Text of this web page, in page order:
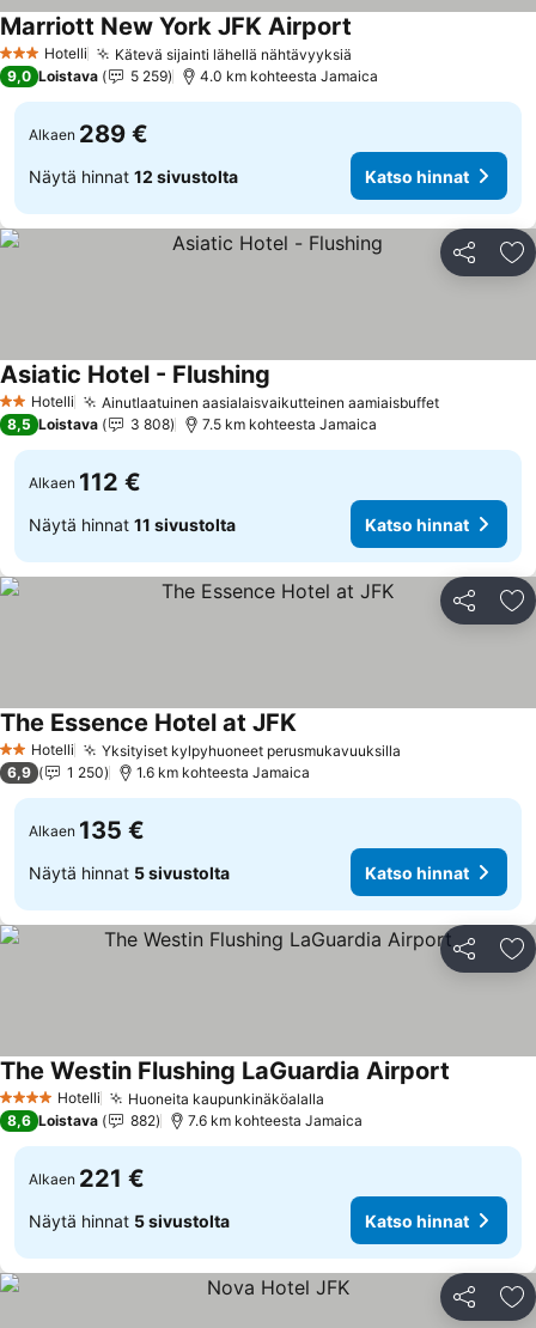
3 Tähtiluokitus
Hotelli Kätevä sijainti lähellä nähtävyyksiä
Marriott New York JFK Airport
9,0 Loistava 5 259 4.0 km kohteesta Jamaica
Alkaen 289 €
Näytä hinnat 12 sivustolta Katso hinnat
Jaa
2 Tähtiluokitus
Hotelli Ainutlaatuinen aasialaisvaikutteinen aamiaisbuffetKatso
Asiatic Hotel - Flushing
8,5 Loistava 3 808 7.5 km kohteesta Jamaica
Alkaen 112 €
Näytä hinnat 11 sivustolta Katso hinnat
Jaa
2 Tähtiluokitus
Hotelli Yksityiset kylpyhuoneet perusmukavuuksilla
The Essence Hotel at JFKKatso hinnat
6,9 1 250 1.6 km kohteesta Jamaica
Alkaen 135 €
Näytä hinnat 5 sivustolta Katso hinnat
Jaa
4 Tähtiluokitus
Hotelli Huoneita kaupunkinäköalalla
The Westin Flushing LaGuardia Airport
8,6 Loistava 882 7.6 km kohteesta Jamaica
Alkaen 221 €
Näytä hinnat 5 sivustolta Katso hinnat
Jaa